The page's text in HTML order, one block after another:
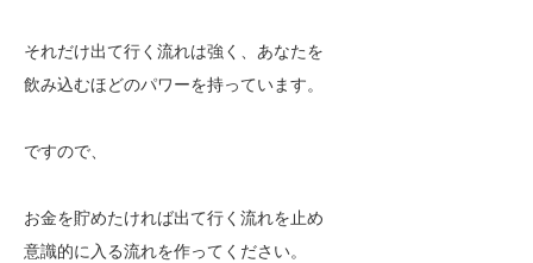
それだけ出て行く流れは強く、あなたを
飲み込むほどのパワーを持っています。
ですので、
お金を貯めたければ出て行く流れを止め
意識的に入る流れを作ってください。